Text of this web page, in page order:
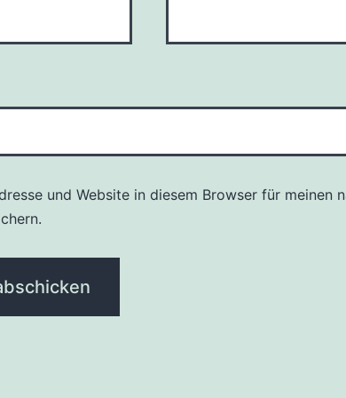
und Website in diesem Browser für meinen